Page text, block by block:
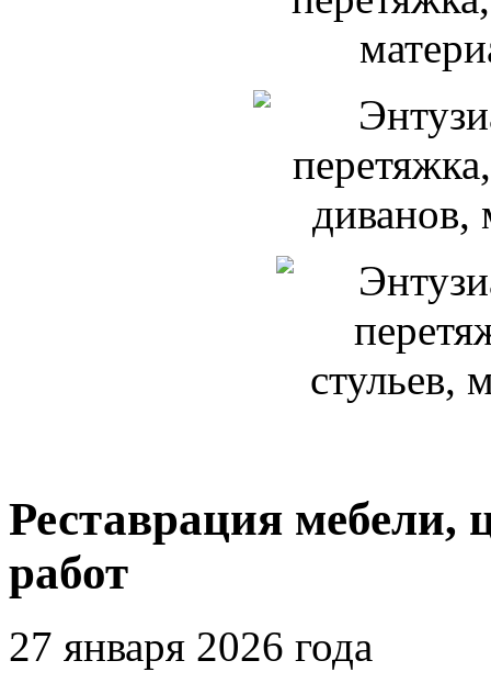
Реставрация мебели,
работ
27 января 2026 года